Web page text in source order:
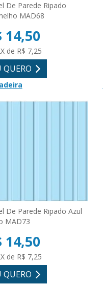
De Parede Ripado
MAD68
14,50
de R$ 7,25
QUERO
De Parede Ripado Azul
MAD73
14,50
de R$ 7,25
QUERO